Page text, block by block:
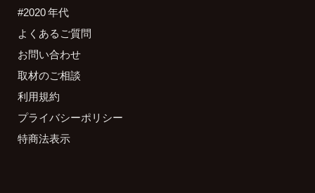
#2020 年代
よくあるご質問
お問い合わせ
取材のご相談
利用規約
プライバシーポリシー
特商法表示